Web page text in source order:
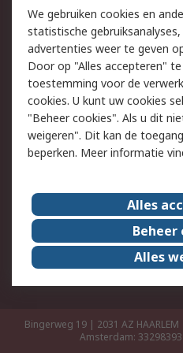
Track & Trace
Wettelijk
Cookiebeleid
Privacybeleid
Algemene
verkoopvoorwaarden
Over RS
RS Group
RS wereldwijd
ESG
Bingerweg 19 | 2031 AZ
Amsterdam: 33298393
We gebruiken cookies en
statistische
advertenties weer te geven
Door op "Alles accepteren"
toestemming voor de
cookies. U kunt uw cookies
"Beheer cookies". Als u dit
weigeren". Dit kan de
beperken. Meer informatie
Alles
Beheer
Alles